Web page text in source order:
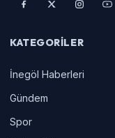
KATEGORILER
İnegöl Haberleri
Gündem
Spor